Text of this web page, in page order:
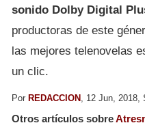
sonido Dolby Digital
productoras de este
las mejores telenovelas
un clic.
Por REDACCION , 12 Jun, 2018,
Otros artículos sobre